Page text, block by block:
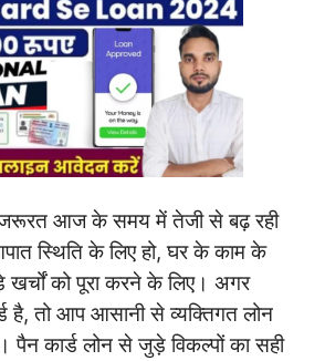
जरूरत आज के समय में तेजी से बढ़ रही
स्थिति के लिए हो, घर के काम के
खर्चों को पूरा करने के लिए। अगर
है, तो आप आसानी से व्यक्तिगत लोन
पैन कार्ड लोन से जुड़े विकल्पों का सही